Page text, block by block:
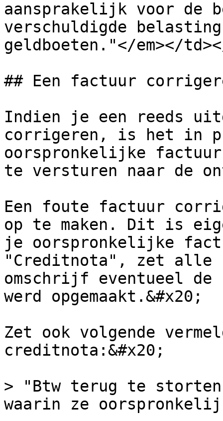
aansprakelijk voor de
verschuldigde
geldboeten."</em></
## Een factuur
Indien je een reeds
corrigeren, is het in
oorspronkelijke factuur
te versturen naar de
Een foute factuur
op te maken. Dit is
je oorspronkelijke
"Creditnota", zet alle
omschrijf eventueel de
werd opgemaakt.&#x20;
Zet ook volgende
creditnota:&#x20;
> "Btw terug te
waarin ze